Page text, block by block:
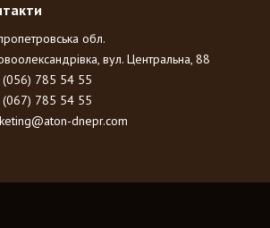
обл.
вул. Центральна, 88
(056) 785 54 55
(067) 785 54 55
dnepr.com